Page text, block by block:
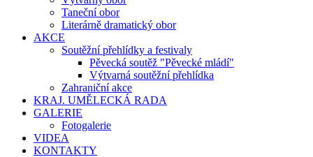
Taneční obor
Literárně dramatický obor
AKCE
Soutěžní přehlídky a festivaly
Pěvecká soutěž "Pěvecké mládí"
Výtvarná soutěžní přehlídka
Zahraniční akce
KRAJ. UMĚLECKÁ RADA
GALERIE
Fotogalerie
VIDEA
KONTAKTY